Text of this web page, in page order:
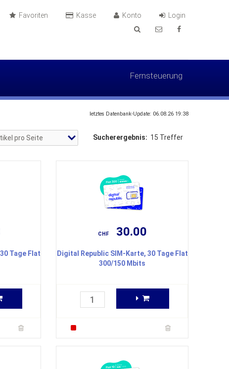
Favoriten Kasse Konto Login
Fernsteuerung
letztes Datenbank-Update: 06.08.26 19:38
Sucherergebnis: 15 Treffer
Tage Flat
CHF 30.00
Digital Republic SIM-Karte, 30 Tage Flat
300/150 Mbits